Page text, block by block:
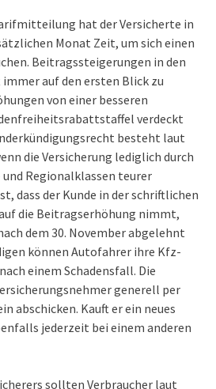
hat der Versicherte in
Monat Zeit, um sich einen
Beitragssteigerungen in den
auf den ersten Blick zu
von einer besseren
verdeckt
besteht laut
die Versicherung lediglich durch
und Regionalklassen teurer
dass der Kunde in der schriftlichen
die Beitragserhöhung nimmt,
dem 30. November abgelehnt
können Autofahrer ihre Kfz-
einem Schadensfall. Die
generell per
abschicken. Kauft er ein neues
jederzeit bei einem anderen
sollten Verbraucher laut